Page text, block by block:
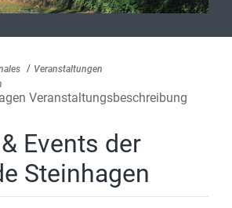
Veranstaltungen
Veranstaltungsbeschreibung
Events der
Steinhagen